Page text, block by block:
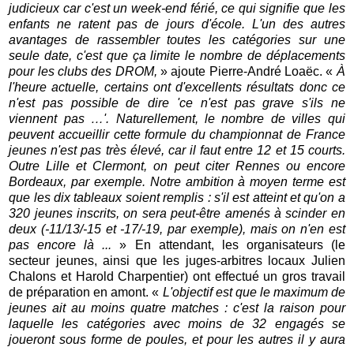
judicieux car c'est un week-end férié, ce qui signifie que les
enfants ne ratent pas de jours d'école. L'un des autres
avantages de rassembler toutes les catégories sur une
seule date, c'est que ça limite le nombre de déplacements
pour les clubs des DROM, » ajoute Pierre-André Loaëc. « À
l'heure actuelle, certains ont d'excellents résultats donc ce
n'est pas possible de dire 'ce n'est pas grave s'ils ne
viennent pas …'. Naturellement, le nombre de villes qui
peuvent accueillir cette formule du championnat de France
jeunes n'est pas très élevé, car il faut entre 12 et 15 courts.
Outre Lille et Clermont, on peut citer Rennes ou encore
Bordeaux, par exemple. Notre ambition à moyen terme est
que les dix tableaux soient remplis : s'il est atteint et qu'on a
320 jeunes inscrits, on sera peut-être amenés à scinder en
deux (-11/13/-15 et -17/-19, par exemple), mais on n'en est
pas encore là ... » En attendant, les organisateurs (le
secteur jeunes, ainsi que les juges-arbitres locaux Julien
Chalons et Harold Charpentier) ont effectué un gros travail
de préparation en amont. « L'objectif est que le maximum de
jeunes ait au moins quatre matches : c'est la raison pour
laquelle les catégories avec moins de 32 engagés se
joueront sous forme de poules, et pour les autres il y aura